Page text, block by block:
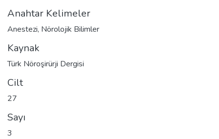
Anahtar Kelimeler
Anestezi, Nörolojik Bilimler
Kaynak
Türk Nöroşirürji Dergisi
Cilt
27
Sayı
3